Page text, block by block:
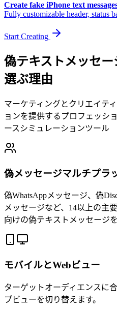
Create fake iPhone text
Fully customizable header, status
Start Creating
偽テキストメッセ
選ぶ理由
マーケティングとクリエイテ
ョンを提供するプロフェッシ
ースシミュレーションツール
偽メッセージマルチプラ
偽WhatsAppメッセージ、偽
メッセージなど、14以上の主
向けの偽テキストメッセージ
モバイルとWebビュー
ターゲットオーディエンスに
プビューを切り替えます。